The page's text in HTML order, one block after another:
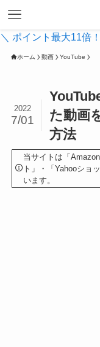
＼ ポイント最大11倍
ホーム 動画 YouTube
た動画
方法
2022
7/01
当サイトは「
ト」・「Yahooショ
います。